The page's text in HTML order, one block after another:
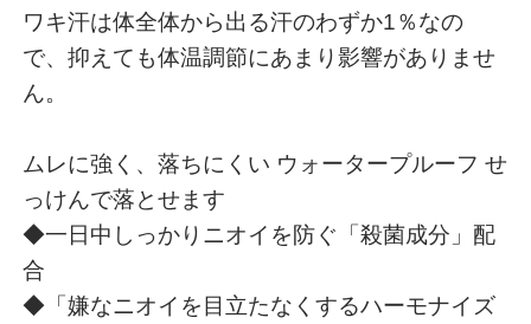
ワキ汗は体全体から出る汗のわずか1％なの
で、抑えても体温調節にあまり影響がありませ
ん。
ムレに強く、落ちにくい ウォータープルーフ せ
っけんで落とせます
◆一日中しっかりニオイを防ぐ「殺菌成分」配
合
◆「嫌なニオイを目立たなくするハーモナイズ